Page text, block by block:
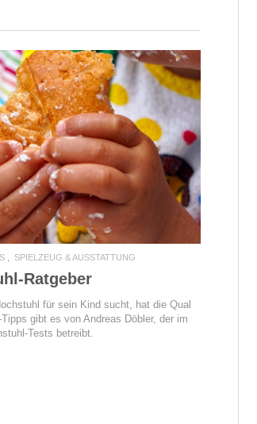
READ MORE
SPIELZEUG & AUSSTATTUNG
Ratgeber
für sein Kind sucht, hat die Qual
gibt es von Andreas Döbler, der im
Tests betreibt.